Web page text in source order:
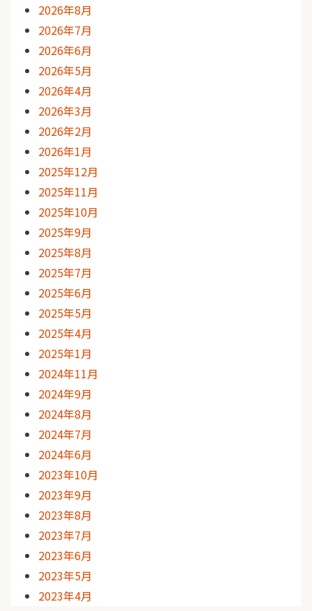
2026年8月
2026年7月
2026年6月
2026年5月
2026年4月
2026年3月
2026年2月
2026年1月
2025年12月
2025年11月
2025年10月
2025年9月
2025年8月
2025年7月
2025年6月
2025年5月
2025年4月
2025年1月
2024年11月
2024年9月
2024年8月
2024年7月
2024年6月
2023年10月
2023年9月
2023年8月
2023年7月
2023年6月
2023年5月
2023年4月